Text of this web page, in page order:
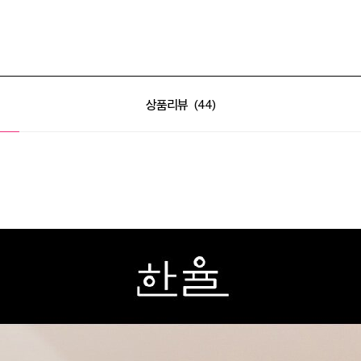
상품리뷰 44